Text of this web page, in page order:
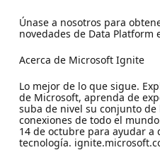
Únase a nosotros para
novedades de Data Platform
Acerca de Microsoft Ignite
Lo mejor de lo que sigue.
de Microsoft, aprenda de
suba de nivel su conjunto
conexiones de todo el
14 de octubre para ayudar
tecnología.